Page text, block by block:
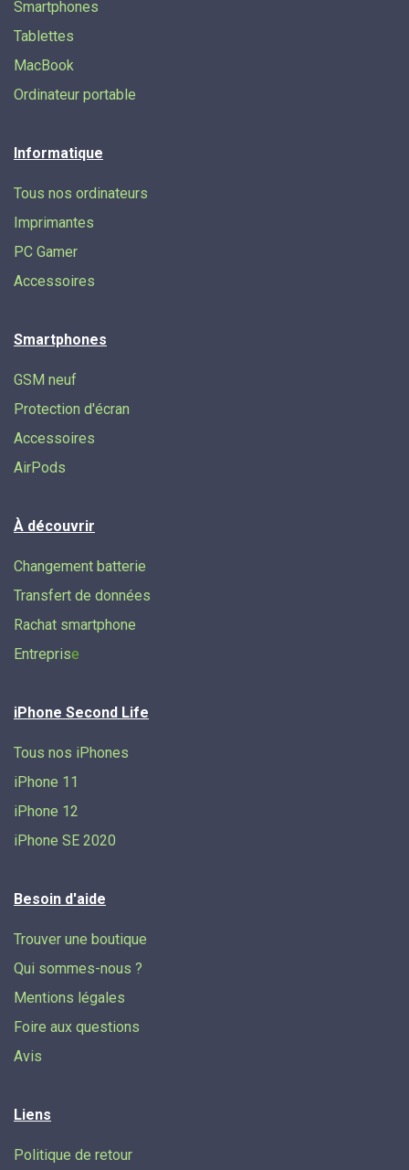
Smartphones
Tablettes
MacBook
Ordinateur portable
Informatique
Tous nos ordinateurs
Imprimantes
PC Gamer
Accessoires
Smartphones
GSM neuf
Protection d'écran
Accessoires
AirPods
À découvrir
Changement batterie
Transfert de données​
Rachat smartphone
Entreprise
iPhone Second Life
Tous nos iPhones
iPhone 11
iPhone 12
iPhone SE 2020
Besoin d'aide
Trouver une boutique
Qui sommes-nous ?
Mentions légales
Foire aux questions
Avis
Liens
Politique de retour